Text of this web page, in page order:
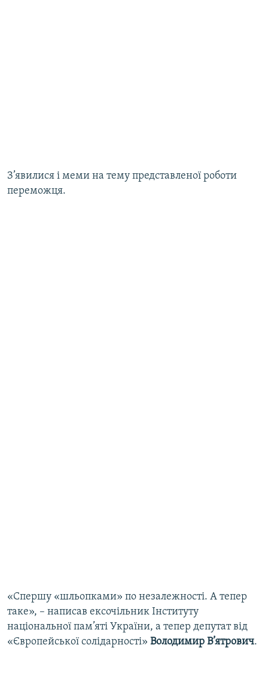
З’явилися і меми на тему представленої роботи
переможця.
«Спершу «шльопками» по незалежності. А тепер
таке», – написав ексочільник Інституту
національної пам’яті України, а тепер депутат від
«Європейської солідарності» Володимир В’ятрович.